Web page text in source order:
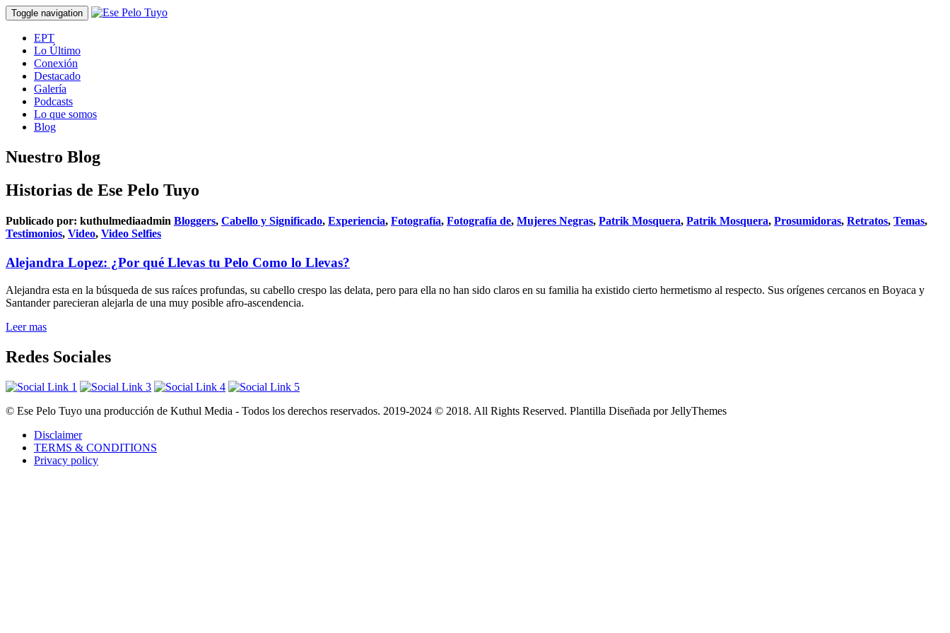
Toggle navigation
EPT
Lo Último
Conexión
Destacado
Galería
Podcasts
Lo que somos
Blog
Nuestro Blog
Historias de Ese Pelo Tuyo
Publicado por: kuthulmediaadmin Bloggers, Cabello y Significado, Experiencia, Fotografía, Fotografía de, Mujeres Negras, Patrik Mosquera, Patrik Mosquera, Prosumidoras, Retratos, Temas,
Testimonios, Video, Video Selfies
Alejandra Lopez: ¿Por qué Llevas tu Pelo Como lo Llevas?
Alejandra esta en la búsqueda de sus raíces profundas, su cabello crespo las delata, pero para ella no han sido claros en su familia ha existido cierto hermetismo al respecto. Sus orígenes cercanos en Boyaca y
Santander parecieran alejarla de una muy posible afro-ascendencia.
Leer mas
Redes Sociales
© Ese Pelo Tuyo una producción de Kuthul Media - Todos los derechos reservados. 2019-2024 © 2018. All Rights Reserved. Plantilla Diseñada por JellyThemes
Disclaimer
TERMS & CONDITIONS
Privacy policy